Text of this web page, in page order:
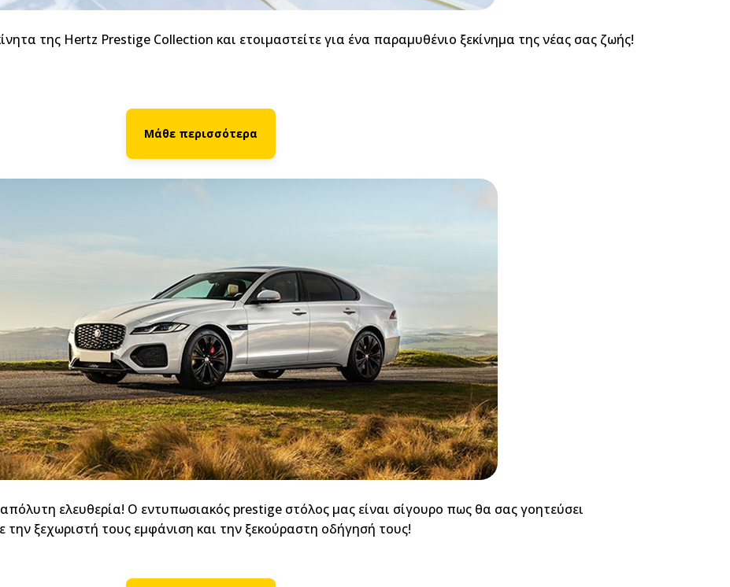
της Hertz Prestige Collection και ετοιμαστείτε για ένα παραμυθένιο ξεκίνημα της νέας σας ζωής!
Μάθε περισσότερα
ελευθερία! Ο εντυπωσιακός prestige στόλος μας είναι σίγουρο πως θα σας γοητεύσει
την ξεχωριστή τους εμφάνιση και την ξεκούραστη οδήγησή τους!